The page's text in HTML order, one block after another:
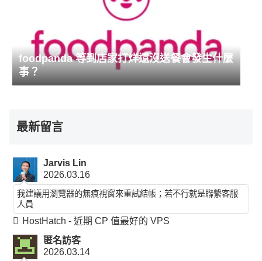
foodpanda 等到店家打烊還沒送餐會發生什麼
事？
最新留言
Jarvis Lin
2026.03.16
我建議用瀏覽器的無痕視窗來重試結帳；若不行就是聯繫客服
人員
HostHatch - 近期 CP 值最好的 VPS
匿名訪客
2026.03.14